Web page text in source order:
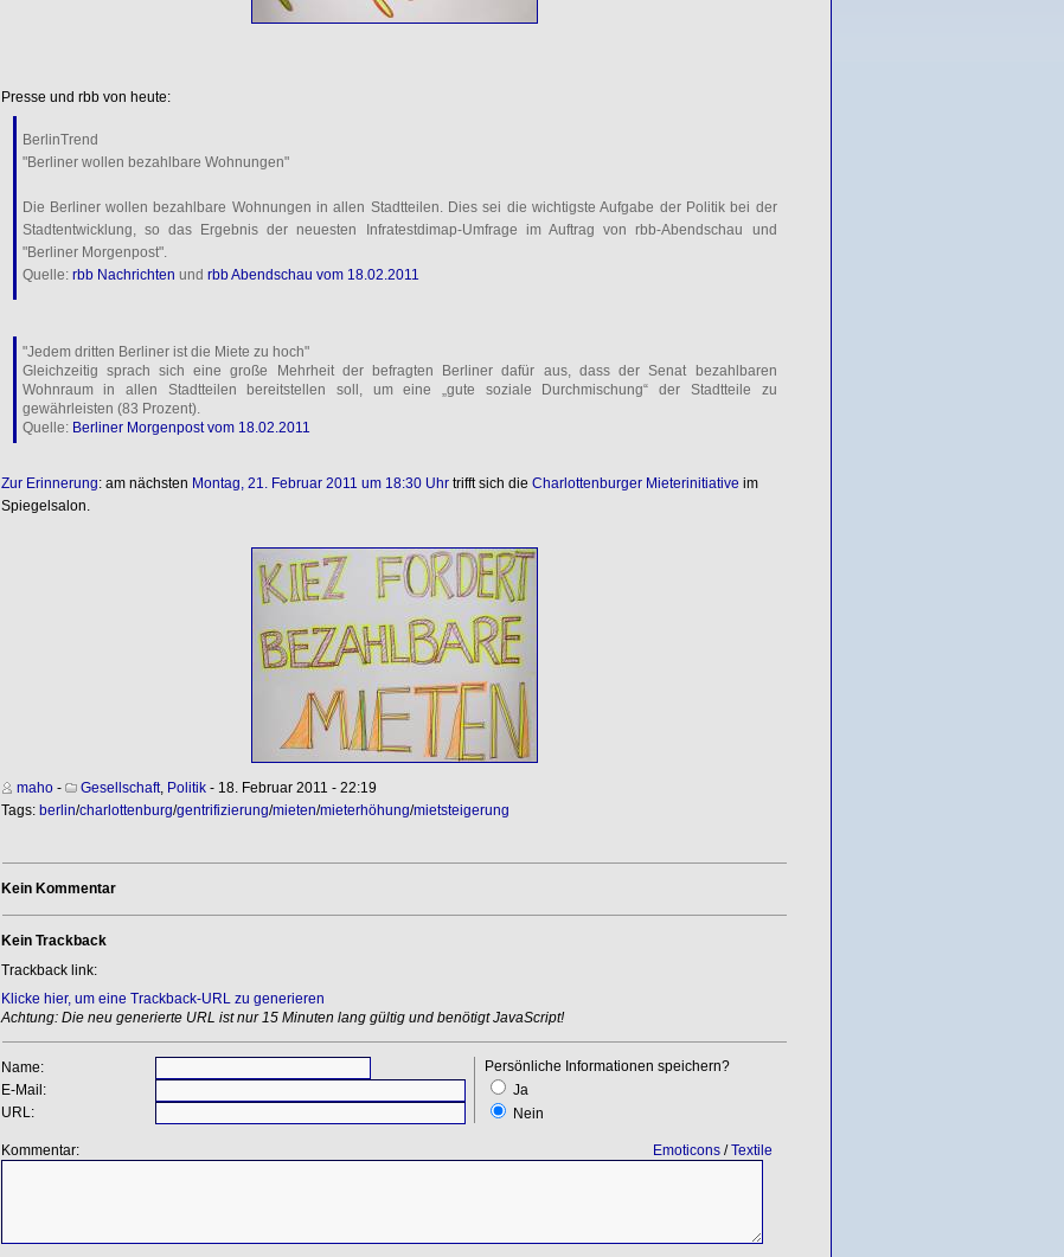
Presse und rbb von heute:
BerlinTrend
"Berliner wollen bezahlbare Wohnungen"
Die Berliner wollen bezahlbare Wohnungen in allen Stadtteilen. Dies sei die wichtigste Aufgabe der Politik bei der
Stadtentwicklung, so das Ergebnis der neuesten Infratestdimap-Umfrage im Auftrag von rbb-Abendschau und
"Berliner Morgenpost".
Quelle: rbb Nachrichten und rbb Abendschau vom 18.02.2011
"Jedem dritten Berliner ist die Miete zu hoch"
Gleichzeitig sprach sich eine große Mehrheit der befragten Berliner dafür aus, dass der Senat bezahlbaren
Wohnraum in allen Stadtteilen bereitstellen soll, um eine „gute soziale Durchmischung“ der Stadtteile zu
gewährleisten (83 Prozent).
Quelle: Berliner Morgenpost vom 18.02.2011
Zur Erinnerung: am nächsten Montag, 21. Februar 2011 um 18:30 Uhrtrifft sich die Charlottenburger Mieterinitiative im
Spiegelsalon.
maho- Gesellschaft, Politik- 18. Februar 2011 - 22:19
Tags: berlin/charlottenburg/gentrifizierung/mieten/mieterhöhung/mietsteigerung
Kein Kommentar
Kein Trackback
Trackback link:
Klicke hier, um eine Trackback-URL zu generieren
Achtung: Die neu generierte URL ist nur 15 Minuten lang gültig und benötigt JavaScript!
Name:
Persönliche Informationen speichern?
Ja
Nein
E-Mail:
URL:
Kommentar: Emoticons/Textile